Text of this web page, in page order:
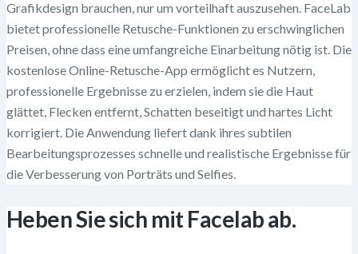
Grafikdesign brauchen, nur um vorteilhaft auszusehen. FaceLab
bietet professionelle Retusche-Funktionen zu erschwinglichen
Preisen, ohne dass eine umfangreiche Einarbeitung nötig ist. Die
kostenlose Online-Retusche-App ermöglicht es Nutzern,
professionelle Ergebnisse zu erzielen, indem sie die Haut
glättet, Flecken entfernt, Schatten beseitigt und hartes Licht
korrigiert. Die Anwendung liefert dank ihres subtilen
Bearbeitungsprozesses schnelle und realistische Ergebnisse für
die Verbesserung von Porträts und Selfies.
Heben Sie sich mit Facelab ab.